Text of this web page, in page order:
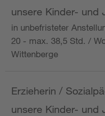
unsere Kinder- und
in unbefristeter
20 - max. 38,5 Std. /
Wittenberge
Erzieherin /
unsere Kinder- und